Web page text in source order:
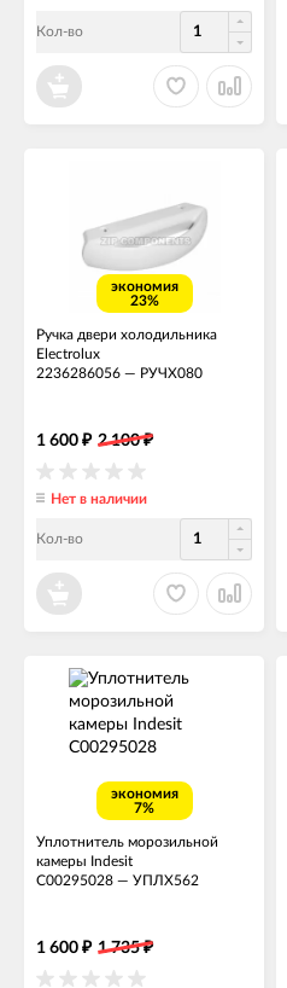
Кол-во
экономия
23%
Ручка двери холодильника
Electrolux
2236286056 — РУЧХ080
1 600 ₽ 2 100₽
Нет в наличии
Кол-во
экономия
7%
Уплотнитель морозильной
камеры Indesit
C00295028 — УПЛХ562
1 600 ₽ 1 735₽